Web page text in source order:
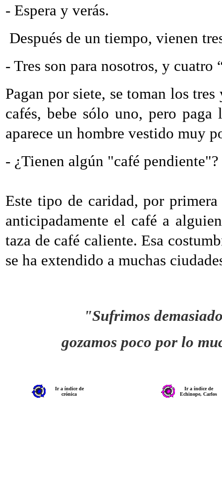
- Espera y verás.
Después de un tiempo, vienen
- Tres son para nosotros, y cuatro
Pagan por siete, se toman los
cafés, bebe sólo uno, pero paga
aparece un hombre vestido muy
- ¿Tienen algún "café pendiente"?
Este tipo de caridad, por
anticipadamente el café a
taza de café caliente. Esa
se ha extendido a muchas
"Sufrimos
gozamos poco por lo
Ir a índice de
crónica
Ir a índice de
Echinope, Carlos